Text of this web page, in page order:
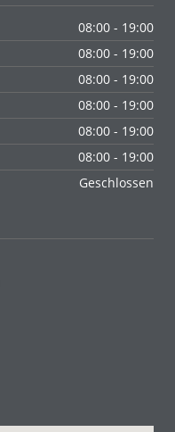
08:00 - 19:00
08:00 - 19:00
08:00 - 19:00
08:00 - 19:00
08:00 - 19:00
08:00 - 19:00
Geschlossen